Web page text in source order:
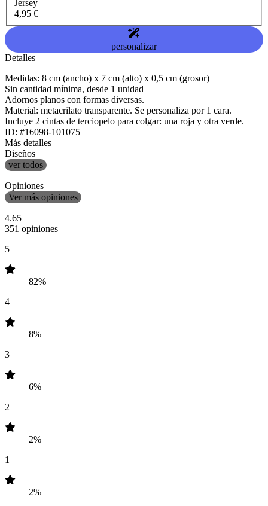
Jersey
4,95 €
personalizar
Detalles
Medidas: 8 cm (ancho) x 7 cm (alto) x 0,5 cm (grosor)
Sin cantidad mínima, desde 1 unidad
Adornos planos con formas diversas.
Material: metacrilato transparente. Se personaliza por 1 cara.
Incluye 2 cintas de terciopelo para colgar: una roja y otra verde.
ID: #16098-101075
Más detalles
Diseños
ver todos
Opiniones
Ver más opiniones
4.65
351 opiniones
5
82%
4
8%
3
6%
2
2%
1
2%